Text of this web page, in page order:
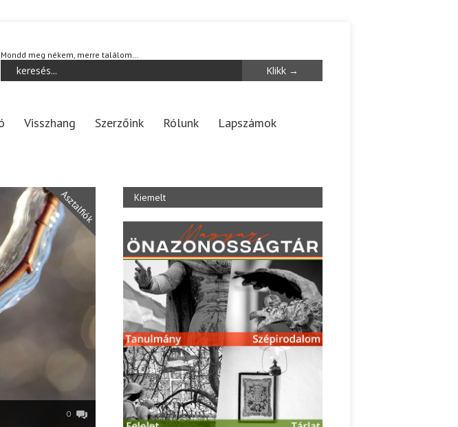
Mondd meg nékem, merre találom…
Visszhang Szerzőink Rólunk
Lapszámok
Asztalfiók
0
Kiemelt